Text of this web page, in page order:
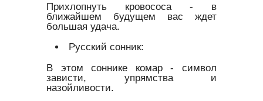
Прихлопнуть кровососа - в
ближайшем будущем вас ждет
большая удача.
Русский сонник:
В этом соннике комар - символ
зависти, упрямства и
назойливости.